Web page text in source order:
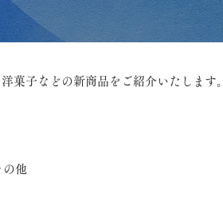
菓子などの新商品をご紹介いたします。
の他